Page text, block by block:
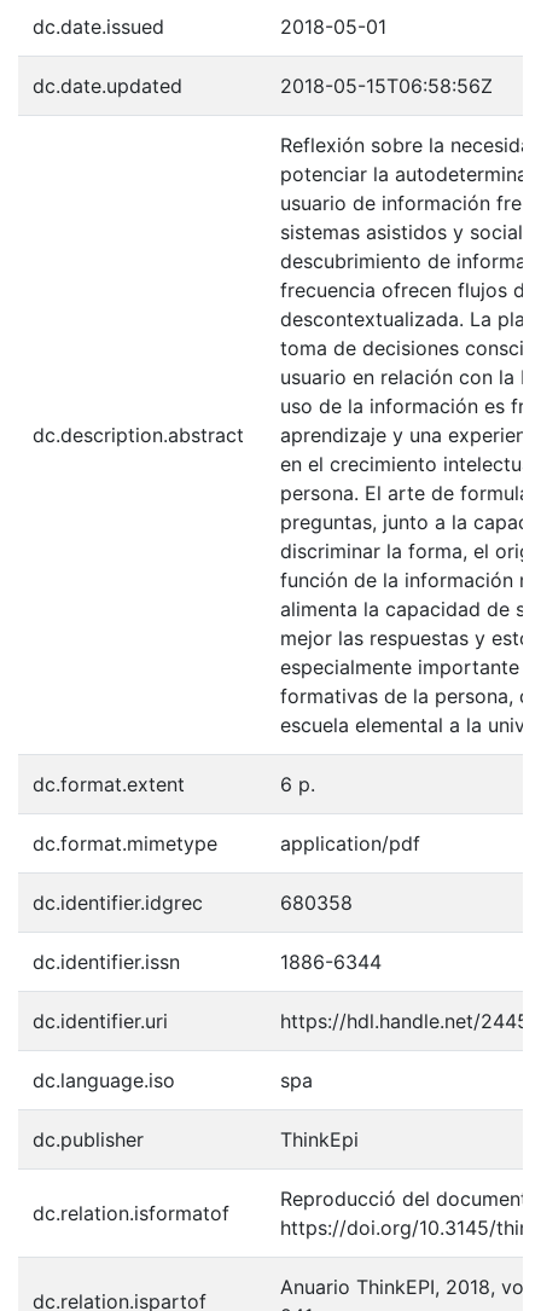
dc.date.issued 2018-05-01
dc.date.updated 2018-05-15T06:58:56Z
dc.description.abstract
Reflexión sobre la
potenciar la
usuario de información
sistemas asistidos y
descubrimiento de
frecuencia ofrecen flujos
descontextualizada. La
toma de decisiones
usuario en relación con la
uso de la información es
aprendizaje y una
en el crecimiento
persona. El arte de
preguntas, junto a la
discriminar la forma, el
función de la información
alimenta la capacidad de
mejor las respuestas y esto
especialmente importante
formativas de la persona,
escuela elemental a la
dc.format.extent 6 p.
dc.format.mimetype application/pdf
dc.identifier.idgrec 680358
dc.identifier.issn 1886-6344
dc.identifier.uri https://hdl.handle.net/2445/
dc.language.iso spa
dc.publisher ThinkEpi
dc.relation.isformatof
Reproducció del document
https://doi.org/10.3145/
dc.relation.ispartof
Anuario ThinkEPI, 2018,